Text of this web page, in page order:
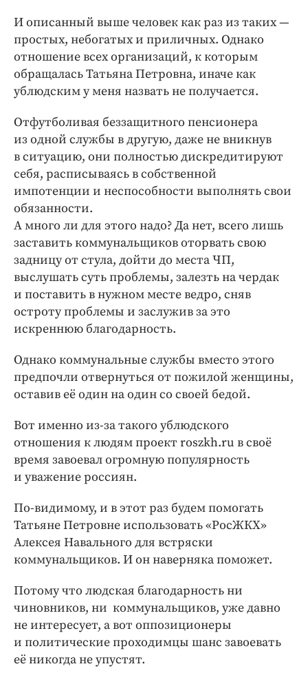
И описанный выше человек как раз из таких — ​
простых, небогатых и приличных. Однако
отношение всех организаций, к которым
обращалась Татьяна Петровна, иначе как
ублюдским у меня назвать не получается.
Отфутболивая беззащитного пенсионера
из одной службы в другую, даже не вникнув
в ситуацию, они полностью дискредитируют
себя, расписываясь в собственной
импотенции и неспособности выполнять свои
обязанности.
А много ли для этого надо? Да нет, всего лишь
заставить коммунальщиков оторвать свою
задницу от стула, дойти до места ЧП,
выслушать суть проблемы, залезть на чердак
и поставить в нужном месте ведро, сняв
остроту проблемы и заслужив за это
искреннюю благодарность.
Однако коммунальные службы вместо этого
предпочли отвернуться от пожилой женщины,
оставив её один на один со своей бедой.
Вот именно из-за такого ублюдского
отношения к людям проект roszkh.ru в своё
время завоевал огромную популярность
и уважение россиян.
По-видимому, и в этот раз будем помогать
Татьяне Петровне использовать «РосЖКХ»
Алексея Навального для встряски
коммунальщиков. И он наверняка поможет.
Потому что людская благодарность ни
чиновников, ни коммунальщиков, уже давно
не интересует, а вот оппозиционеры
и политические проходимцы шанс завоевать
её никогда не упустят.